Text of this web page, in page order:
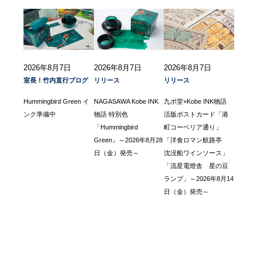
2026年8月7日
室長！竹内直行ブログ
Hummingbird Green イ
ンク準備中
2026年8月7日
リリース
NAGASAWA Kobe INK
物語 特別色
「Hummingbird
Green」～2026年8月28
日（金）発売～
2026年8月7日
リリース
九ポ堂×Kobe INK物語
活版ポストカード「港
町コーベリア通り」
「洋食ロマン航路亭
沈没船ワインソース」
「流星電燈舎 星の豆
ランプ」～2026年8月14
日（金）発売～